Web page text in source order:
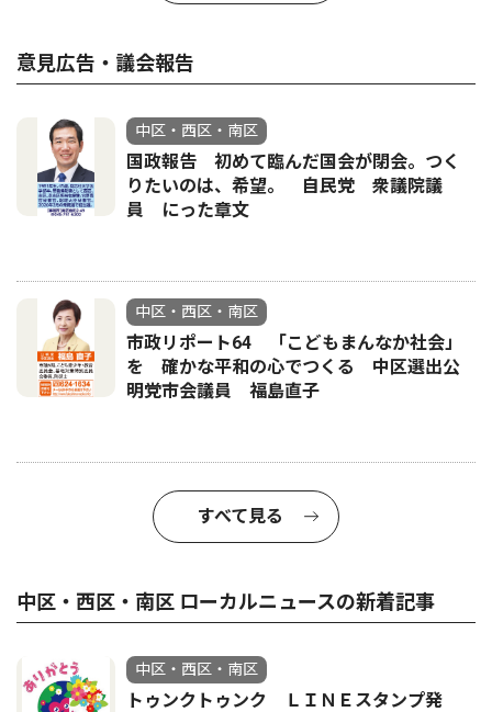
意見広告・議会報告
中区・西区・南区
国政報告 初めて臨んだ国会が閉会。つく
りたいのは、希望。 自民党 衆議院議
員 にった章文
中区・西区・南区
市政リポート64 「こどもまんなか社会」
を 確かな平和の心でつくる 中区選出公
明党市会議員 福島直子
すべて見る
中区・西区・南区 ローカルニュースの新着記事
中区・西区・南区
トゥンクトゥンク ＬＩＮＥスタンプ発